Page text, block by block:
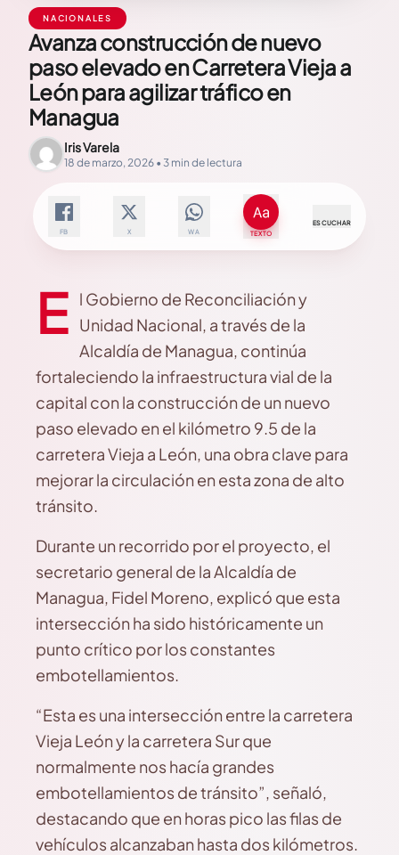
NACIONALES
Avanza construcción de nuevo
paso elevado en Carretera Vieja a
León para agilizar tráfico en
Managua
Iris Varela
18 de marzo, 2026 • 3 min de lectura
FB X WA TEXTO
ESCUCHAR
E l Gobierno de Reconciliación y
Unidad Nacional, a través de la
Alcaldía de Managua, continúa
fortaleciendo la infraestructura vial de la
capital con la construcción de un nuevo
paso elevado en el kilómetro 9.5 de la
carretera Vieja a León, una obra clave para
mejorar la circulación en esta zona de alto
tránsito.
Durante un recorrido por el proyecto, el
secretario general de la Alcaldía de
Managua, Fidel Moreno, explicó que esta
intersección ha sido históricamente un
punto crítico por los constantes
embotellamientos.
“Esta es una intersección entre la carretera
Vieja León y la carretera Sur que
normalmente nos hacía grandes
embotellamientos de tránsito”, señaló,
destacando que en horas pico las filas de
vehículos alcanzaban hasta dos kilómetros.